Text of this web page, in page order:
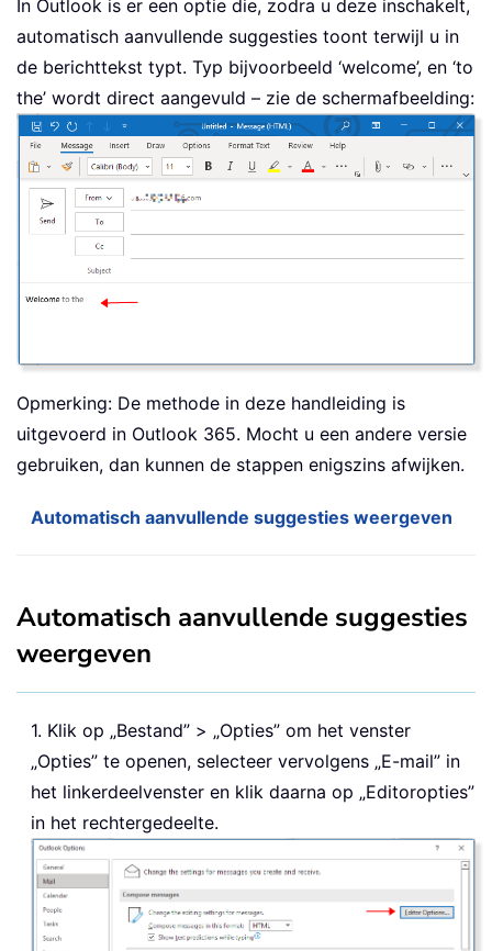
In Outlook is er een optie die, zodra u deze inschakelt,
automatisch aanvullende suggesties toont terwijl u in
de berichttekst typt. Typ bijvoorbeeld ‘welcome’, en ‘to
the’ wordt direct aangevuld – zie de schermafbeelding:
Opmerking: De methode in deze handleiding is
uitgevoerd in Outlook 365. Mocht u een andere versie
gebruiken, dan kunnen de stappen enigszins afwijken.
Automatisch aanvullende suggesties weergeven
Automatisch aanvullende suggesties
weergeven
1. Klik op „Bestand” > „Opties” om het venster
„Opties” te openen, selecteer vervolgens „E-mail” in
het linkerdeelvenster en klik daarna op „Editoropties”
in het rechtergedeelte.